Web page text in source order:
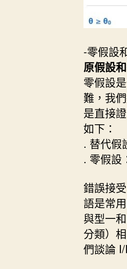
-零假設
原假設
零假設
難，我
是直接
如下：
. 替代假
. 零假設
錯誤接
語是常
與型一
分類）
們談論